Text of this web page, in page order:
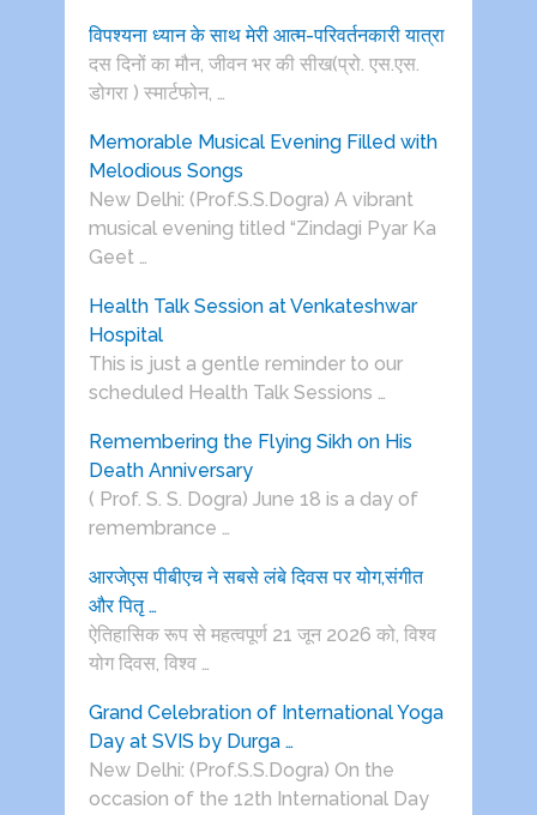
विपश्यना ध्यान के साथ मेरी आत्म-परिवर्तनकारी यात्रा
दस दिनों का मौन, जीवन भर की सीख(प्रो. एस.एस.
डोगरा ) स्मार्टफोन, …
Memorable Musical Evening Filled with
Melodious Songs
New Delhi: (Prof.S.S.Dogra) A vibrant
musical evening titled “Zindagi Pyar Ka
Geet …
Health Talk Session at Venkateshwar
Hospital
This is just a gentle reminder to our
scheduled Health Talk Sessions …
Remembering the Flying Sikh on His
Death Anniversary
( Prof. S. S. Dogra) June 18 is a day of
remembrance …
आरजेएस पीबीएच ने सबसे लंबे दिवस पर योग,संगीत
और पितृ …
ऐतिहासिक रूप से महत्वपूर्ण 21 जून 2026 को, विश्व
योग दिवस, विश्व …
Grand Celebration of International Yoga
Day at SVIS by Durga …
New Delhi: (Prof.S.S.Dogra) On the
occasion of the 12th International Day